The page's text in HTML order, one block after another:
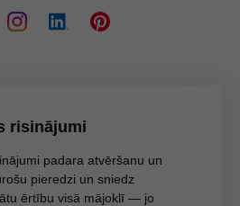
risinājumi
padara atvēršanu un
pieredzi un sniedz
ērtību visā mājoklī — jo